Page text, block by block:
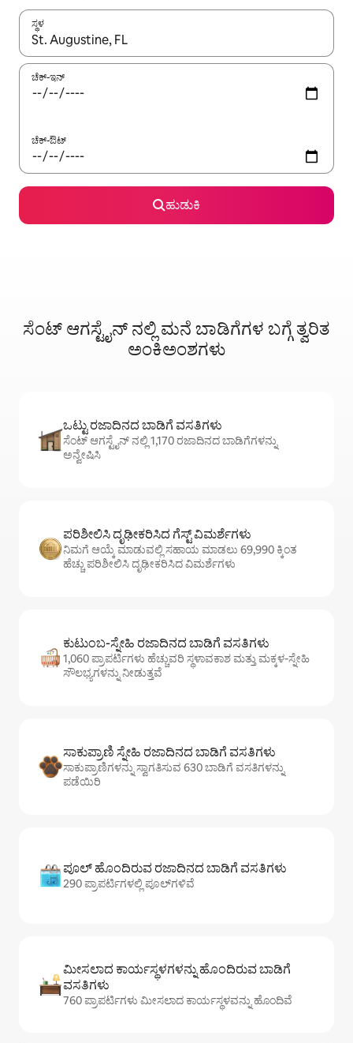
ಸ್ಥಳ
ಫಲಿತಾಂಶಗಳು ಲಭ್ಯವಿರುವಾಗ, ಅಪ್ ಮತ್ತು ಡೌನ್ ಬಾಣದ ಕೀಲಿಗಳೊಂದಿಗೆ
ಚೆಕ್-ಇನ್
ಚೆಕ್-ಔಟ್
ಹುಡುಕಿ
ಸೆಂಟ್ ಆಗಸ್ಟೈನ್ ನಲ್ಲಿ ಮನೆ ಬಾಡಿಗೆಗಳ ಬಗ್ಗೆ ತ್ವರಿತ
ಅಂಕಿಅಂಶಗಳು
ಒಟ್ಟು ರಜಾದಿನದ ಬಾಡಿಗೆ ವಸತಿಗಳು
ಸೆಂಟ್ ಆಗಸ್ಟೈನ್ ನಲ್ಲಿ 1,170 ರಜಾದಿನದ ಬಾಡಿಗೆಗಳನ್ನು
ಅನ್ವೇಷಿಸಿ
ಪರಿಶೀಲಿಸಿ ದೃಢೀಕರಿಸಿದ ಗೆಸ್ಟ್ ವಿಮರ್ಶೆಗಳು
ನಿಮಗೆ ಆಯ್ಕೆ ಮಾಡುವಲ್ಲಿ ಸಹಾಯ ಮಾಡಲು 69,990 ಕ್ಕಿಂತ
ಹೆಚ್ಚು ಪರಿಶೀಲಿಸಿ ದೃಢೀಕರಿಸಿದ ವಿಮರ್ಶೆಗಳು
ಕುಟುಂಬ-ಸ್ನೇಹಿ ರಜಾದಿನದ ಬಾಡಿಗೆ ವಸತಿಗಳು
1,060 ಪ್ರಾಪರ್ಟಿಗಳು ಹೆಚ್ಚುವರಿ ಸ್ಥಳಾವಕಾಶ ಮತ್ತು ಮಕ್ಕಳ-ಸ್ನೇಹಿ
ಸೌಲಭ್ಯಗಳನ್ನು ನೀಡುತ್ತವೆ
ಸಾಕುಪ್ರಾಣಿ ಸ್ನೇಹಿ ರಜಾದಿನದ ಬಾಡಿಗೆ ವಸತಿಗಳು
ಸಾಕುಪ್ರಾಣಿಗಳನ್ನು ಸ್ವಾಗತಿಸುವ 630 ಬಾಡಿಗೆ ವಸತಿಗಳನ್ನು
ಪಡೆಯಿರಿ
ಪೂಲ್ ಹೊಂದಿರುವ ರಜಾದಿನದ ಬಾಡಿಗೆ ವಸತಿಗಳು
290 ಪ್ರಾಪರ್ಟಿಗಳಲ್ಲಿ ಪೂಲ್‌‌‌‌‌‌‌‌‌ಗಳಿವೆ
ಮೀಸಲಾದ ಕಾರ್ಯಸ್ಥಳಗಳನ್ನು ಹೊಂದಿರುವ ಬಾಡಿಗೆ
ವಸತಿಗಳು
760 ಪ್ರಾಪರ್ಟಿಗಳು ಮೀಸಲಾದ ಕಾರ್ಯಸ್ಥಳವನ್ನು ಹೊಂದಿವೆ